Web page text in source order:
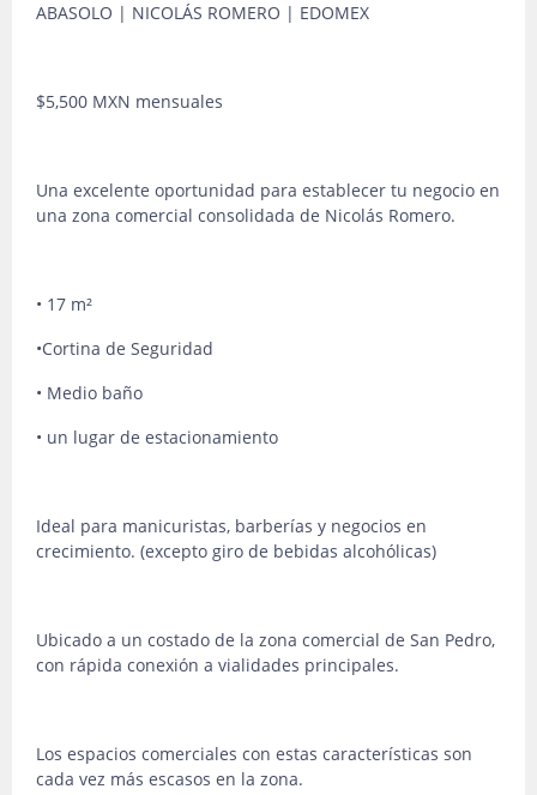
ABASOLO | NICOLÁS ROMERO | EDOMEX
$5,500 MXN mensuales
Una excelente oportunidad para establecer tu negocio en
una zona comercial consolidada de Nicolás Romero.
• 17 m²
•Cortina de Seguridad
• Medio baño
• un lugar de estacionamiento
Ideal para manicuristas, barberías y negocios en
crecimiento. (excepto giro de bebidas alcohólicas)
Ubicado a un costado de la zona comercial de San Pedro,
con rápida conexión a vialidades principales.
Los espacios comerciales con estas características son
cada vez más escasos en la zona.